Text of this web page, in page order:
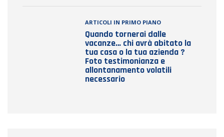
ARTICOLI IN PRIMO PIANO
Quando tornerai dalle
vacanze… chi avrà abitato la
tua casa o la tua azienda ?
Foto testimonianza e
allontanamento volatili
necessario